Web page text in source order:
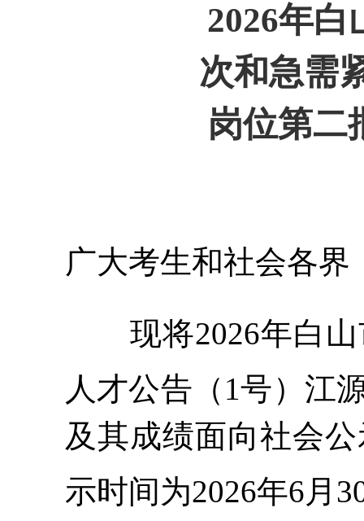
2026年
次和急需
岗位第二
广大考生和社会各界
现将2026年白
人才公告（1号）江
及其成绩面向社会
示时间为2026年6月